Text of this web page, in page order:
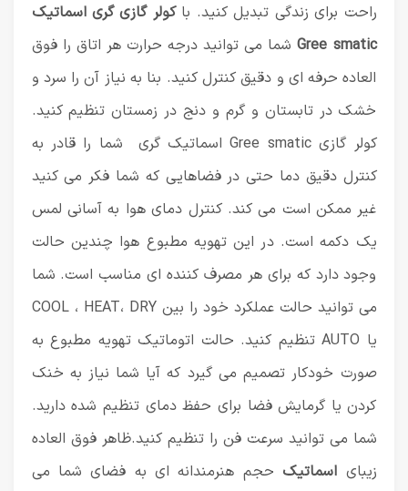
راحت برای زندگی تبدیل کنید. باکولر گازی گری اسماتیک
Gree smaticشما می توانید درجه حرارت هر اتاق را فوق
العاده حرفه ای و دقیق کنترل کنید. بنا به نیاز آن را سرد و
خشک در تابستان و گرم و دنج در زمستان تنظیم کنید.
کولر گازی Gree smatic اسماتیک گری شما را قادر به
کنترل دقیق دما حتی در فضاهایی که شما فکر می کنید
غیر ممکن است می کند. کنترل دمای هوا به آسانی لمس
یک دکمه است. در این تهویه مطبوع هوا چندین حالت
وجود دارد که برای هر مصرف کننده ای مناسب است. شما
می توانید حالت عملکرد خود را بین COOL ، HEAT، DRY
یا AUTO تنظیم کنید. حالت اتوماتیک تهویه مطبوع به
صورت خودکار تصمیم می گیرد که آیا شما نیاز به خنک
کردن یا گرمایش فضا برای حفظ دمای تنظیم شده دارید.
شما می توانید سرعت فن را تنظیم کنید.ظاهر فوق العاده
زیبای اسماتیک حجم هنرمندانه ای به فضای شما می